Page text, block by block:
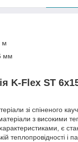
м
мм
K-Flex ST
зі спіненого
з високими
є
теплопровідності і